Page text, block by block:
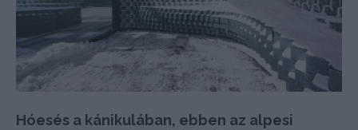
Hóesés a kánikulában, ebben az alpesi